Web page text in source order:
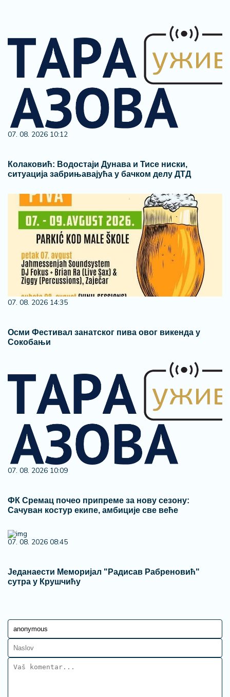
07. 08. 2026 10:12
Колаковић: Водостаји Дунава и Тисе ниски,
ситуација забрињавајућа у бачком делу ДТД
07. 08. 2026 14:35
Осми Фестивал занатског пива овог викенда у
Сокобањи
07. 08. 2026 10:09
ФК Сремац почео припреме за нову сезону:
Сачуван костур екипе, амбиције све веће
07. 08. 2026 08:45
Једанаести Меморијал "Радисав Рабреновић"
сутра у Крушчићу